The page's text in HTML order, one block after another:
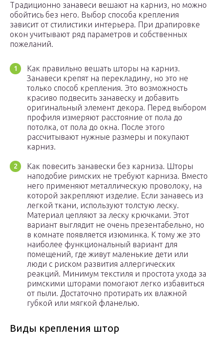
Традиционно занавеси вешают на карниз, но можно
обойтись без него. Выбор способа крепления
зависит от стилистики интерьера. При драпировке
окон учитывают ряд параметров и собственных
пожеланий.
Как правильно вешать шторы на карниз.
Занавеси крепят на перекладину, но это не
только способ крепления. Это возможность
красиво подвесить занавеску и добавить
оригинальный элемент декора. Перед выбором
профиля измеряют расстояние от пола до
потолка, от пола до окна. После этого
рассчитывают нужные размеры и покупают
карниз.
Как повесить занавески без карниза. Шторы
наподобие римских не требуют карниза. Вместо
него применяют металлическую проволоку, на
которой закрепляют изделие. Если занавесь из
легкой ткани, используют толстую леску.
Материал цепляют за леску крючками. Этот
вариант выглядит не очень презентабельно, но
в комнате появляется изюминка. К тому же это
наиболее функциональный вариант для
помещений, где живут маленькие дети или
люди с риском развития аллергических
реакций. Минимум текстиля и простота ухода за
римскими шторами помогают легко избавиться
от пыли. Достаточно протирать их влажной
губкой или мягкой фланелью.
Виды крепления штор